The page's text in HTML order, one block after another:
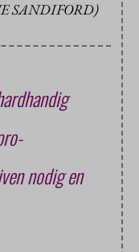
SANDIFORD)
nodig en